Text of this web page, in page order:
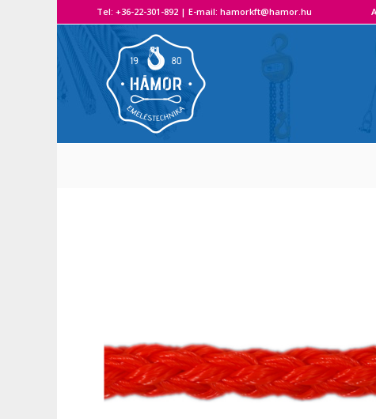
Tel: +36-22-301-892 | E-mail: hamorkft@hamor.hu A